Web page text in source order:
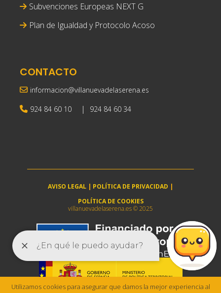
Subvenciones Europeas NEXT G
Plan de Igualdad y Protocolo Acoso
CONTACTO
informacion@villanuevadelaserena.es
924 84 60 10 | 924 84 60 34
AVISO LEGAL | POLÍTICA DE PRIVACIDAD |
POLÍTICA DE COOKIES
villanuevadelaserena.es © 2025
Utilizamos cookies para asegurar que damos la mejor experiencia al